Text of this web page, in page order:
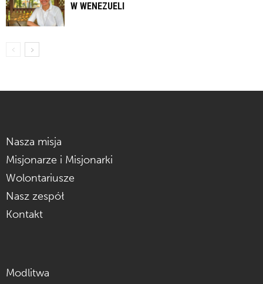
W WENEZUELI
Nasza misja
Misjonarze i Misjonarki
Wolontariusze
Nasz zespół
Kontakt
Modlitwa